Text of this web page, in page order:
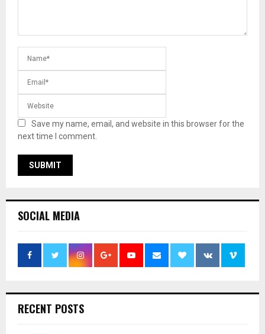
Save my name, email, and website in this browser for the
next time I comment.
SOCIAL MEDIA
RECENT POSTS